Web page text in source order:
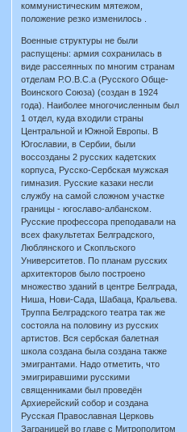
коммунистическим мятежом,
положение резко изменилось .
Военные структуры не были
распущены: армия сохранилась в
виде рассеянных по многим странам
отделам Р.О.В.С.а (Русского Обще-
Воинского Союза) (создан в 1924
года). Наиболее многочисленным был
1 отдел, куда входили страны
Центральной и Южной Европы. В
Югославии, в Сербии, были
воссозданы 2 русских кадетских
корпуса, Русско-Сербская мужская
гимназия. Русские казаки несли
службу на самой сложном участке
границы - югославо-албанском.
Русские профессора преподавали на
всех факультетах Белградского,
Люблянского и Скопльского
Университетов. По планам русских
архитекторов было построено
множество зданий в центре Белграда,
Ниша, Нови-Сада, Шабаца, Кральева.
Труппа Белградского театра так же
состояла на половину из русских
артистов. Вся сербская балетная
школа создана была создана также
эмигрантами. Надо отметить, что
эмигриравшими русскими
священниками был проведён
Архиерейский собор и создана
Русская Православная Церковь
Заграницей во главе с Митрополитом